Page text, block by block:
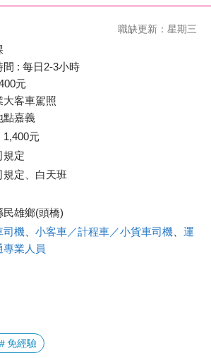
職缺更新：星期三
間 : 每日2-3小時
元
大客車駕照
點嘉義
元
規定
規定、白天班
民雄鄉(頭橋)
司機 小客車／計程車／小貨車司機
運
專業人員
＃免經驗